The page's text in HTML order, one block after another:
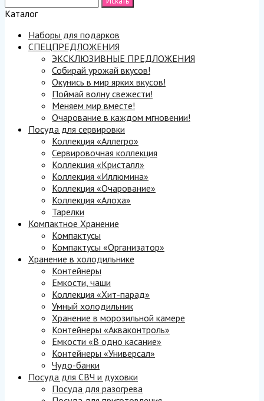
Каталог
Наборы для подарков
СПЕЦПРЕДЛОЖЕНИЯ
ЭКСКЛЮЗИВНЫЕ ПРЕДЛОЖЕНИЯ
Собирай урожай вкусов!
Окунись в мир ярких вкусов!
Поймай волну свежести!
Меняем мир вместе!
Очарование в каждом мгновении!
Посуда для сервировки
Коллекция «Аллегро»
Сервировочная коллекция
Коллекция «Кристалл»
Коллекция «Иллюмина»
Коллекция «Очарование»
Коллекция «Алоха»
Тарелки
Компактное Хранение
Компактусы
Компактусы «Организатор»
Хранение в холодильнике
Контейнеры
Емкости, чаши
Коллекция «Хит-парад»
Умный холодильник
Хранение в морозильной камере
Контейнеры «Акваконтроль»
Емкости «В одно касание»
Контейнеры «Универсал»
Чудо-банки
Посуда для СВЧ и духовки
Посуда для разогрева